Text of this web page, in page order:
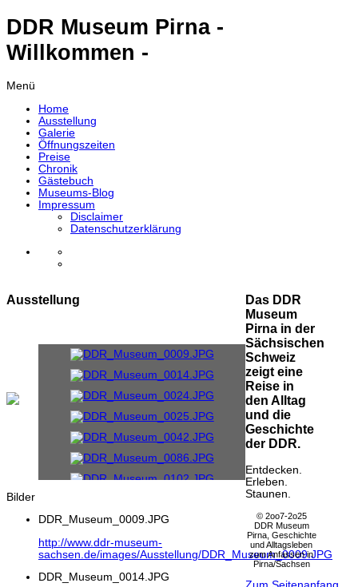
DDR Museum Pirna -
Willkommen -
Menü
Home
Ausstellung
Galerie
Öffnungszeiten
Preise
Chronik
Gästebuch
Museums-Blog
Impressum
Disclaimer
Datenschutzerklärung
Ausstellung
Bilder
DDR_Museum_0009.JPG
http://www.ddr-museum-
sachsen.de/images/Ausstellung/DDR_Museum_0009.JPG
DDR_Museum_0014.JPG
Das DDR
Museum
Pirna in der
Sächsischen
Schweiz
zeigt eine
Reise in
den Alltag
und die
Geschichte
der DDR.
Entdecken.
Erleben.
Staunen.
© 2oo7-2o25
DDR Museum
Pirna, Geschichte
und Alltagsleben
zum Anfassen in
Pirna/Sachsen